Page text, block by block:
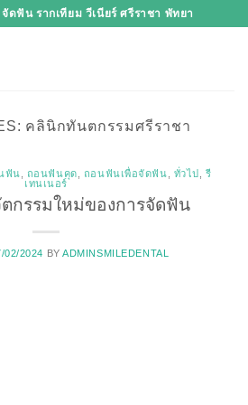
ดฟัน รากเทียม วีเนียร์ ศรีราชา พัทยา
คลินิกทันตกรรมศรีราชา
ฟัน ถอนฟันคุด ถอนฟันเพื่อจัดฟัน ทั่วไป ,รี
เทนเนอร์
ตกรรมใหม่ของการจัดฟัน
02/2024 BYADMINSMILEDENTAL